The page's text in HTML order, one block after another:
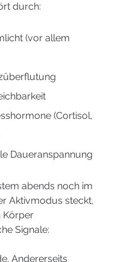
durch:
Daueranspannung
abends noch im
Aktivmodus steckt,
Körper
Signale:
Andererseits